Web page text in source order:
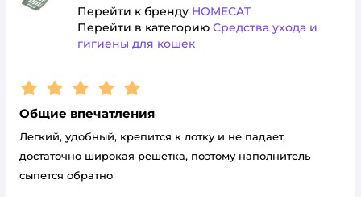
Перейти к бренду HOMECAT
Перейти в категорию Средства ухода и
гигиены для кошек
Рейтинг:5
Общие впечатления
Легкий, удобный, крепится к лотку и не падает,
достаточно широкая решетка, поэтому наполнитель
сыпется обратно